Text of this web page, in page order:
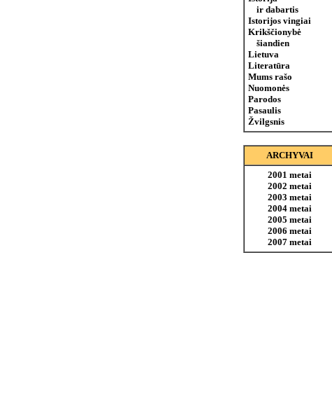
ir dabartis
Istorijos vingiai
Krikščionybė
šiandien
Lietuva
Literatūra
Mums rašo
Nuomonės
Parodos
Pasaulis
Žvilgsnis
ARCHYVAI
2001 metai
2002 metai
2003 metai
2004 metai
2005 metai
2006 metai
2007 metai